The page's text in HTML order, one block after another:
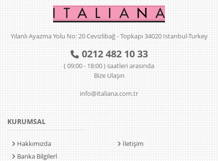
Yılanlı Ayazma Yolu No: 20 Cevizlibağ - Topkapı 34020 Istanbul-Turkey
0212 482 10 33
( 09:00 - 18:00 ) saatleri arasında
Bize Ulaşın
info@italiana.com.tr
KURUMSAL
Hakkımızda
Banka Bilgilerİ
İletişim